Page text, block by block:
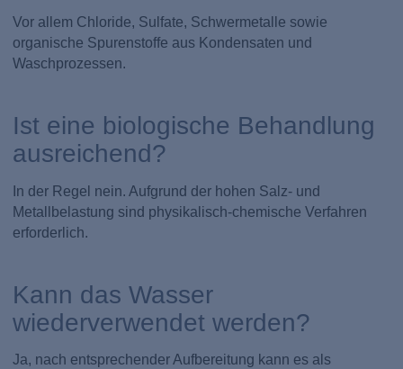
Vor allem Chloride, Sulfate, Schwermetalle sowie
organische Spurenstoffe aus Kondensaten und
Waschprozessen.
Ist eine biologische Behandlung
ausreichend?
In der Regel nein. Aufgrund der hohen Salz- und
Metallbelastung sind physikalisch-chemische Verfahren
erforderlich.
Kann das Wasser
wiederverwendet werden?
Ja, nach entsprechender Aufbereitung kann es als